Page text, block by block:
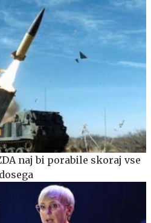
naj bi porabile skoraj vse